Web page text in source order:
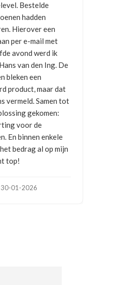
Bestelde
hadden
Hierover een
per e-mail met
avond werd ik
van den Ing. De
bleken een
product, maar dat
vermeld. Samen tot
gekomen:
voor de
En binnen enkele
bedrag al op mijn
top!
01-2026